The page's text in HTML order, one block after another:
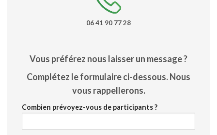
06 41 90 77 28
Vous préférez nous laisser un message ?
Complétez le formulaire ci-dessous. Nous
vous rappellerons.
Combien prévoyez-vous de participants ?